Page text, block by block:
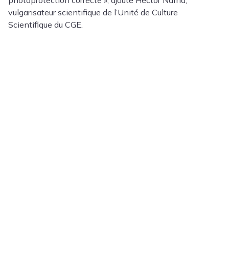
vulgarisateur scientifique de l’Unité de Culture
Scientifique du CGE.